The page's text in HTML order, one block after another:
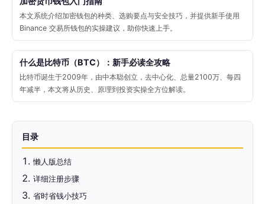
本文系统介绍加密钱包的种类、选购要点与安全技巧，并提供新手使用
Binance 交易所钱包的实操建议，助你快速上手。
什么是比特币（BTC）：新手必读全攻略
比特币诞生于2009年，由中本聪创立，去中心化、总量2100万、每四
年减半，本文将从历史、原理到投资实操全方位解读。
目录
懒人版总结
详细注册步骤
省时省钱小技巧